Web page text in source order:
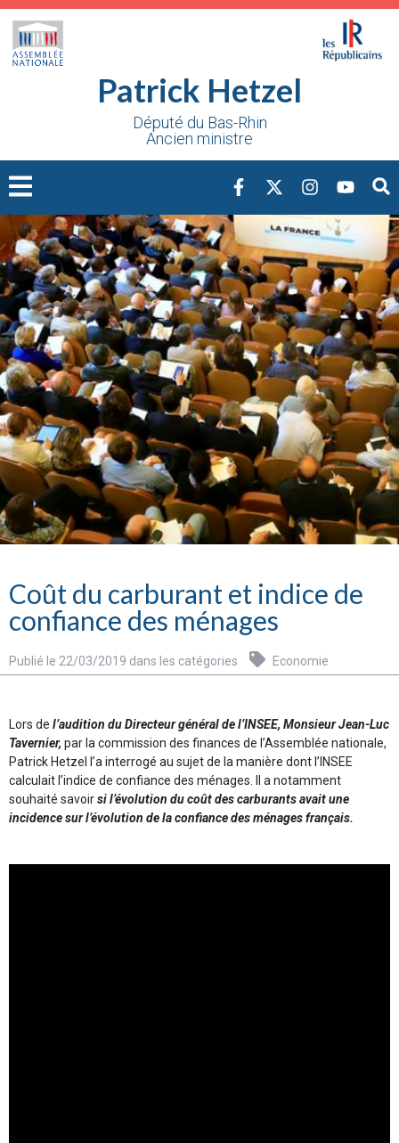
Patrick Hetzel
Député du Bas-Rhin
Ancien ministre
Coût du carburant et indice de
confiance des ménages
Publié le 22/03/2019 dans les catégories Economie
Lors de l’audition du Directeur général de l’INSEE, Monsieur Jean-Luc
Tavernier, par la commission des finances de l’Assemblée nationale,
Patrick Hetzel l’a interrogé au sujet de la manière dont l’INSEE
calculait l’indice de confiance des ménages. Il a notamment
souhaité savoirsi l’évolution du coût des carburants avait une
incidence sur l’évolution de la confiance des ménages français.
Cookies management panel